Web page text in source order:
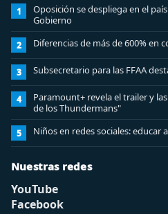
1
Oposición se despliega en el
Gobierno
2 Diferencias de más de 600% en
3 Subsecretario para las FFAA
4
Paramount+ revela el trailer y
de los Thundermans"
5 Niños en redes sociales: educar
Nuestras redes
YouTube
Facebook